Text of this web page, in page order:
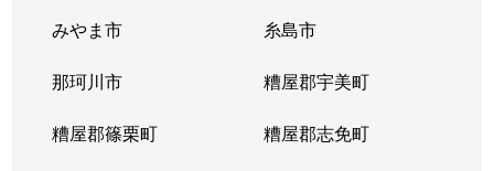
みやま市 糸島市
那珂川市 糟屋郡宇美町
糟屋郡篠栗町 糟屋郡志免町